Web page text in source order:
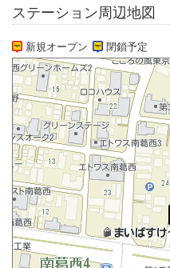
ステーション周辺地図
新規オープン 閉鎖予定